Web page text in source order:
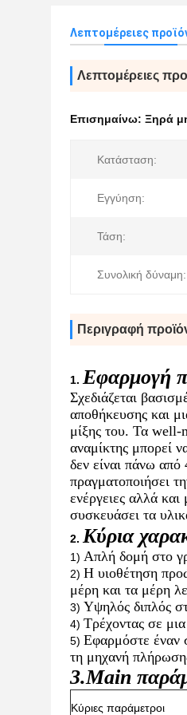
Λεπτομέρειες
Λεπτομέρειες
Επισημαίνω: Ξηρά
Κατάσταση:
Εγγύηση:
Τάση:
Συνολική δύναμη:
Περιγραφή
1. Εφαρμογή
Σχεδιάζεται
αποθήκευσης και
μίξης του. Τα well-
αναμίκτης μπορεί
δεν είναι πάνω
πραγματοποιήσει
ενέργειες αλλά
συσκευάσει τα
2. Κύρια
1) Απλή δομή στο
2) Η υιοθέτηση
μέρη και τα μέρη
3) Υψηλός διπλός
4) Τρέχοντας σε
5) Εφαρμόστε έναν
τη μηχανή
3.Main
Κύριες παράμετροι